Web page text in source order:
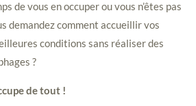
de vous en occuper ou vous n’êtes pas
demandez comment accueillir vos
conditions sans réaliser des
?
de tout !